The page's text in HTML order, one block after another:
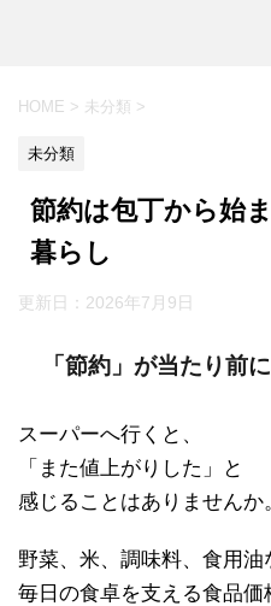
HOME > 未分類 >
未分類
節約は包丁から始
暮らし
更新日： 2026年7月9日
「節約」が当たり前
スーパーへ行くと、
「また値上がりした」と
感じることはありませんか
野菜、米、調味料、食用油
毎日の食卓を支える食品価